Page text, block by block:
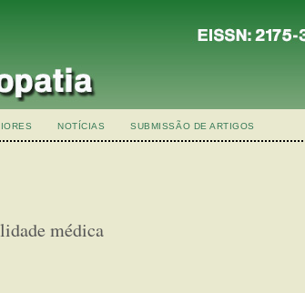
NOTÍCIAS SUBMISSÃO DE ARTIGOS
médica